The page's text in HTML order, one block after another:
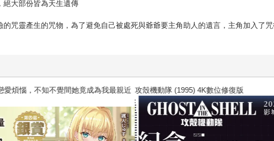
絕大部份皆為天生遺傳
咒靈產生的咒物，為了避免自己被處死與爺爺要主角助人的遺言，主角加入了
惱，不知不覺間她竟成為我最親近 攻殼機動隊 (1995) 4K數位修復版